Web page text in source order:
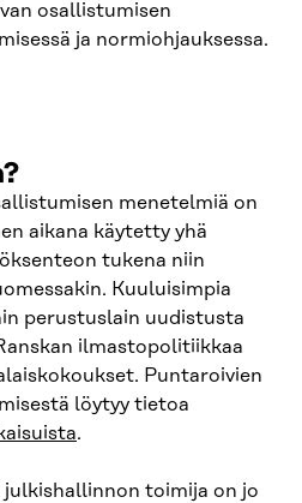
osallistumisen
ja normiohjauksessa.
menetelmiä on
aikana käytetty yhä
tukena niin
Kuuluisimpia
perustuslain uudistusta
ilmastopolitiikkaa
Puntaroivien
löytyy tietoa
.
julkishallinnon toimija on jo